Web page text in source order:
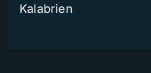
Kalabrien